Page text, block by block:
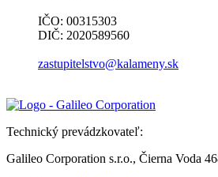
IČO: 00315303
DIČ: 2020589560
zastupitelstvo@kalameny.sk
Technický prevádzkovateľ:
Galileo Corporation s.r.o., Čierna Voda